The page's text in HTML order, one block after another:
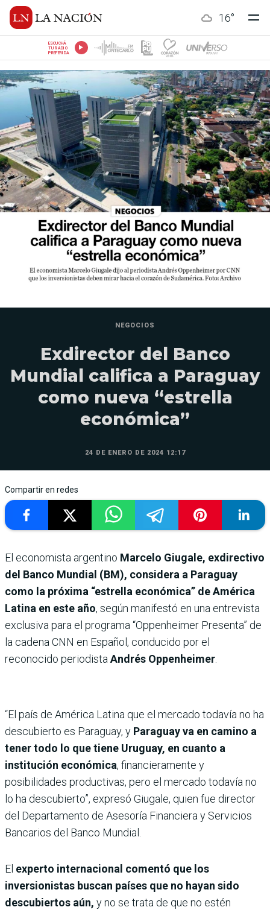
16°
ESCUCHÁ
TU RADIO
PREFERIDA
NEGOCIOS
Exdirector del Banco
Mundial califica a Paraguay
como nueva “estrella
económica”
24 DE ENERO DE 2024 12:17
Compartir en redes
El economista argentino Marcelo Giugale, exdirectivo
del Banco Mundial (BM), considera a Paraguay
como la próxima “estrella económica” de América
Latina en este año, según manifestó en una entrevista
exclusiva para el programa “Oppenheimer Presenta” de
la cadena CNN en Español, conducido por el
reconocido periodista Andrés Oppenheimer
“El país de América Latina que el mercado todavía no ha
descubierto es Paraguay, y Paraguay va en camino a
tener todo lo que tiene Uruguay, en cuanto a
institución económica, financieramente y
posibilidades productivas, pero el mercado todavía no
lo ha descubierto”, expresó Giugale, quien fue director
del Departamento de Asesoría Financiera y Servicios
Bancarios del Banco Mundial.
El experto internacional comentó que los
inversionistas buscan países que no hayan sido
descubiertos aún, y no se trata de que no estén